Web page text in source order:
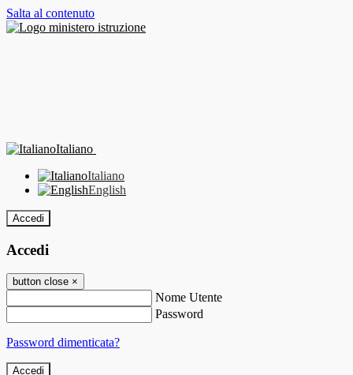
Salta al contenuto
Italiano
Italiano
English
Accedi
Accedi
button close ×
Nome Utente
Password
Password dimenticata?